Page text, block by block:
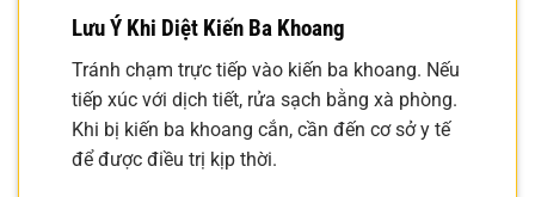
Lưu Ý Khi Diệt Kiến Ba Khoang
Tránh chạm trực tiếp vào kiến ba khoang. Nếu
tiếp xúc với dịch tiết, rửa sạch bằng xà phòng.
Khi bị kiến ba khoang cắn, cần đến cơ sở y tế
để được điều trị kịp thời.